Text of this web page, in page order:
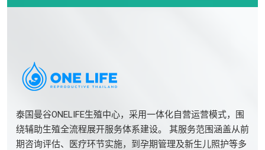
泰国曼谷ONELIFE生殖中心，采用一体化自营运营模式，围
绕辅助生殖全流程展开服务体系建设。 其服务范围涵盖从前
期咨询评估、医疗环节实施，到孕期管理及新生儿照护等多